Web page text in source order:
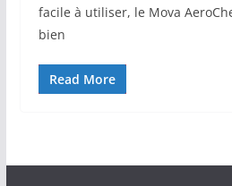
facile à utiliser, le Mova
bien
Read More